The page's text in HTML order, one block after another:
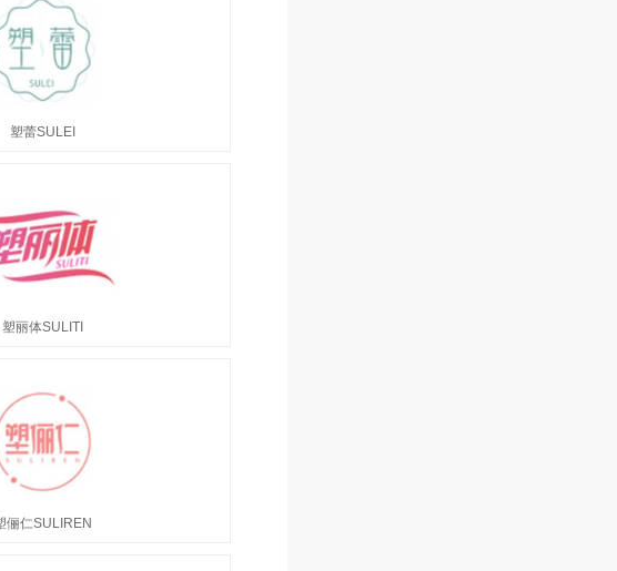
塑蕾SULEI
塑丽体SULITI
俪仁SULIREN